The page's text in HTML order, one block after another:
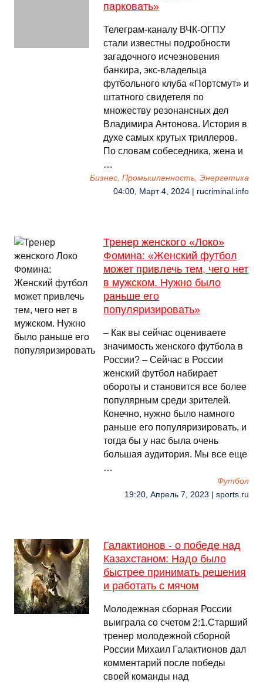
парковать»
Телеграм-каналу ВЧК-ОГПУ
стали известны подробности
загадочного исчезновения
банкира, экс-владельца
футбольного клуба «Портсмут» и
штатного свидетеля по
множеству резонансных дел
Владимира Антонова. История в
духе самых крутых триллеров.
По словам собеседника, жена и
…
Бизнес, Промышленность, Энергетика
04:00, Март 4, 2024 | rucriminal.info
Тренер женского «Локо»
Фомина: «Женский футбол
может привлечь тем, чего нет
в мужском. Нужно было
раньше его
популяризировать»
– Как вы сейчас оцениваете
значимость женского футбола в
России? – Сейчас в России
женский футбол набирает
обороты и становится все более
популярным среди зрителей.
Конечно, нужно было намного
раньше его популяризировать, и
тогда бы у нас была очень
большая аудитория. Мы все еще
…
Футбол
19:20, Апрель 7, 2023 | sports.ru
Галактионов - о победе над
Казахстаном: Надо было
быстрее принимать решения
и работать с мячом
Молодежная сборная России
выиграла со счетом 2:1.Старший
тренер молодежной сборной
России Михаил Галактионов дал
комментарий после победы
своей команды над